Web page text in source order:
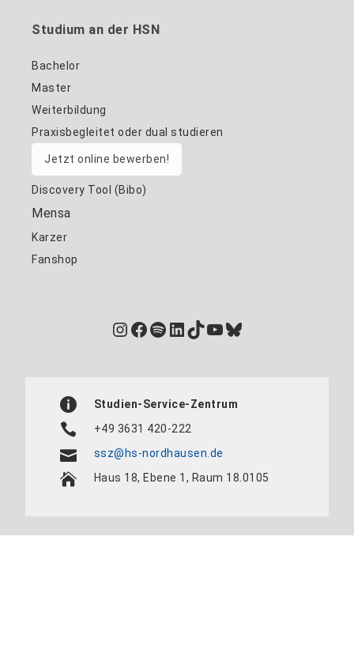
Studium an der HSN
Bachelor
Master
Weiterbildung
Praxisbegleitet oder dual studieren
Jetzt online bewerben!
Discovery Tool (Bibo)
Mensa
Karzer
Fanshop
Instagram
Facebook
Spotify
LinkedIn
TikTok
YouTube
Bluesky
Studien-Service-Zentrum
+49 3631 420-222
ssz@hs-nordhausen.de
Haus 18, Ebene 1, Raum 18.0105